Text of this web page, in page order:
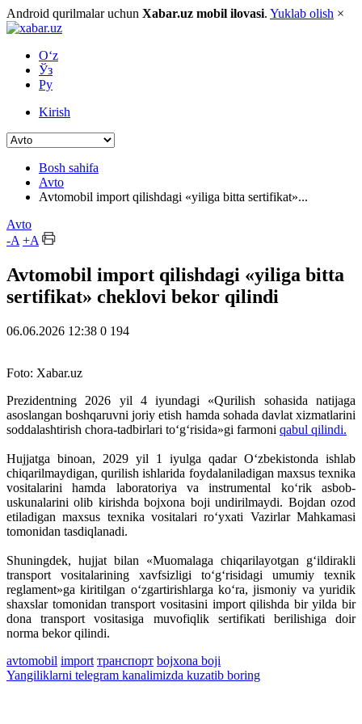
Android qurilmalar uchun Xabar.uz mobil ilovasi. Yuklab olish ×
O‘z
Ўз
Ру
Kirish
Bosh sahifa
Avto
Avtomobil import qilishdagi «yiliga bitta sertifikat»...
Avto
-A +A
Avtomobil import qilishdagi «yiliga bitta
sertifikat» cheklovi bekor qilindi
06.06.2026 12:38 0 194
Foto: Xabar.uz
Prezidentning 2026 yil 4 iyundagi «Qurilish sohasida natijaga
asoslangan boshqaruvni joriy etish hamda sohada davlat xizmatlarini
soddalashtirish chora-tadbirlari to‘g‘risida»gi farmoni qabul qilindi.
Hujjatga binoan, 2029 yil 1 iyulga qadar O‘zbekistonda ishlab
chiqarilmaydigan, qurilish ishlarida foydalaniladigan maxsus texnika
vositalarini hamda laboratoriya va instrumental ko‘rik asbob-
uskunalarini olib kirishda bojxona boji undirilmaydi. Bojdan ozod
etiladigan maxsus texnika vositalari ro‘yxati Vazirlar Mahkamasi
tomonidan tasdiqlanadi.
Shuningdek, hujjat bilan «Muomalaga chiqarilayotgan g‘ildirakli
transport vositalarining xavfsizligi to‘g‘risidagi umumiy texnik
reglament»ga kiritilgan o‘zgartirishlarga ko‘ra, jismoniy va yuridik
shaxslar tomonidan transport vositasini import qilishda bir yilda bir
dona transport vositasiga muvofiqlik sertifikati berilishiga doir
norma bekor qilindi.
avtomobil import транспорт bojxona boji
Yangiliklarni telegram kanalimizda kuzatib boring